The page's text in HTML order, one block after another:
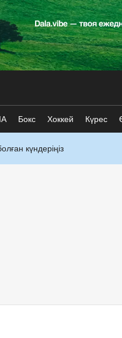
Бокс Хоккей Күрес
күндеріңіз